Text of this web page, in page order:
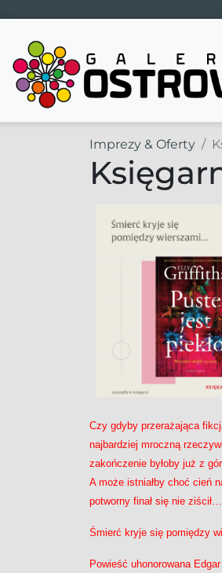
Main Navigation
Imprezy & Oferty
Czy gdyby przerażająca
najbardziej mroczną
zakończenie byłoby już z
A może istniałby choć cień
potworny finał się nie ziścił…
Śmierć kryje się pomiędzy
Powieść uhonorowana